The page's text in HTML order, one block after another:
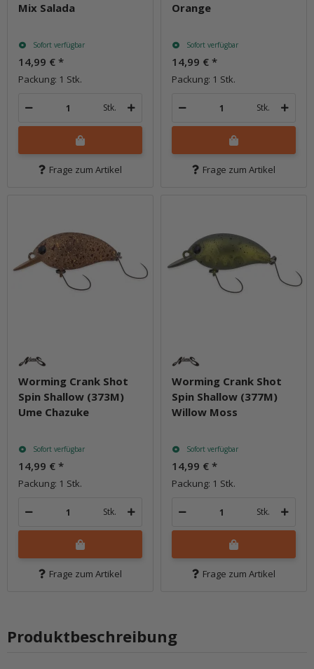
Mix Salada
Sofort verfügbar
14,99 € *
Packung: 1 Stk.
Stk.
Frage zum Artikel
Orange
Sofort verfügbar
14,99 € *
Packung: 1 Stk.
Stk.
Frage zum Artikel
Worming Crank Shot
Spin Shallow (373M)
Ume Chazuke
Sofort verfügbar
14,99 € *
Packung: 1 Stk.
Stk.
Frage zum Artikel
Worming Crank Shot
Spin Shallow (377M)
Willow Moss
Sofort verfügbar
14,99 € *
Packung: 1 Stk.
Stk.
Frage zum Artikel
Produktbeschreibung